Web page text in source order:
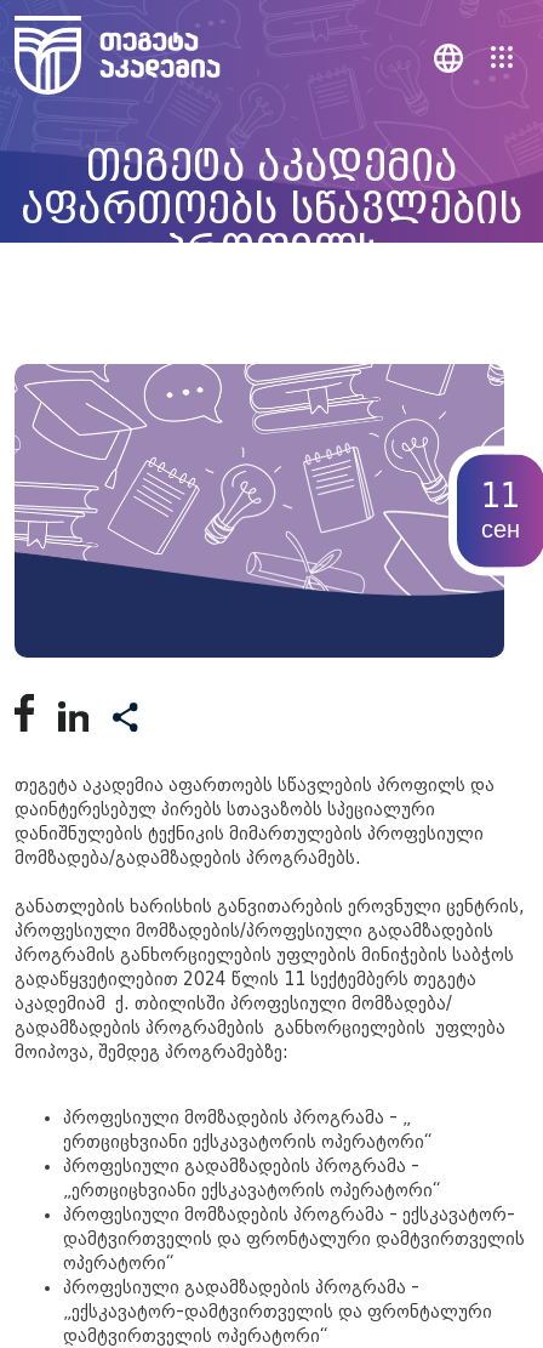
თეგეტა აკადემია
აფართოებს სწავლების
პროფილს
11
сен
თეგეტა აკადემია აფართოებს სწავლების პროფილს და
დაინტერესებულ პირებს სთავაზობს სპეციალური
დანიშნულების ტექნიკის მიმართულების პროფესიული
მომზადება/გადამზადების პროგრამებს.
განათლების ხარისხის განვითარების ეროვნული ცენტრის,
პროფესიული მომზადების/პროფესიული გადამზადების
პროგრამის განხორციელების უფლების მინიჭების საბჭოს
გადაწყვეტილებით 2024 წლის 11 სექტემბერს თეგეტა
აკადემიამ ქ. თბილისში პროფესიული მომზადება/
გადამზადების პროგრამების განხორციელების უფლება
მოიპოვა, შემდეგ პროგრამებზე:
პროფესიული მომზადების პროგრამა - „
ერთციცხვიანი ექსკავატორის ოპერატორი“
პროფესიული გადამზადების პროგრამა -
„ერთციცხვიანი ექსკავატორის ოპერატორი“
პროფესიული მომზადების პროგრამა - ექსკავატორ-
დამტვირთველის და ფრონტალური დამტვირთველის
ოპერატორი“
პროფესიული გადამზადების პროგრამა -
„ექსკავატორ-დამტვირთველის და ფრონტალური
დამტვირთველის ოპერატორი“